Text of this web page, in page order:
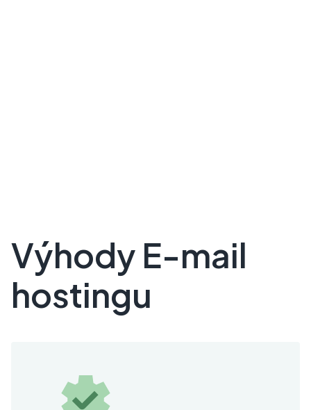
Výhody E-mail
hostingu